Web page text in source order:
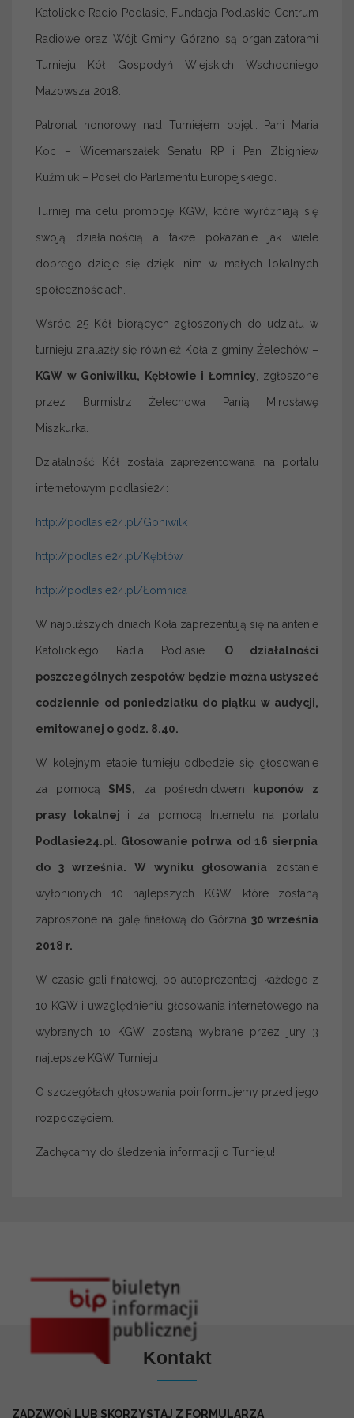
Katolickie Radio Podlasie, Fundacja Podlaskie Centrum
Radiowe oraz Wójt Gminy Górzno są organizatorami
Turnieju Kół Gospodyń Wiejskich Wschodniego
Mazowsza 2018.
Patronat honorowy nad Turniejem objęli: Pani Maria
Koc – Wicemarszałek Senatu RP i Pan Zbigniew
Kuźmiuk – Poseł do Parlamentu Europejskiego.
Turniej ma celu promocję KGW, które wyróżniają się
swoją działalnością a także pokazanie jak wiele
dobrego dzieje się dzięki nim w małych lokalnych
społecznościach.
Wśród 25 Kół biorących zgłoszonych do udziału w
turnieju znalazły się również Koła z gminy Żelechów –
KGW w Goniwilku, Kębłowie i Łomnicy, zgłoszone
przez Burmistrz Żelechowa Panią Mirosławę
Miszkurka.
Działalność Kół została zaprezentowana na portalu
internetowym podlasie24:
http://podlasie24.pl/Goniwilk
http://podlasie24.pl/Kębłów
http://podlasie24.pl/Łomnica
W najbliższych dniach Koła zaprezentują się na antenie
Katolickiego Radia Podlasie. O działalności
poszczególnych zespołów będzie można usłyszeć
codziennie od poniedziałku do piątku w audycji,
emitowanej o godz. 8.40.
W kolejnym etapie turnieju odbędzie się głosowanie
za pomocą SMS, za pośrednictwem kuponów z
prasy lokalnej i za pomocą Internetu na portalu
Podlasie24.pl. Głosowanie potrwa od 16 sierpnia
do 3 września. W wyniku głosowania zostanie
wyłonionych 10 najlepszych KGW, które zostaną
zaproszone na galę finałową do Górzna 30 września
2018 r.
W czasie gali finałowej, po autoprezentacji każdego z
10 KGW i uwzględnieniu głosowania internetowego na
wybranych 10 KGW, zostaną wybrane przez jury 3
najlepsze KGW Turnieju
O szczegółach głosowania poinformujemy przed jego
rozpoczęciem.
Zachęcamy do śledzenia informacji o Turnieju!
Kontakt
ZADZWOŃ LUB SKORZYSTAJ Z FORMULARZA